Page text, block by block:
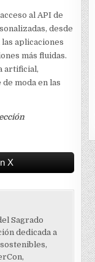
al API de
desde
aplicaciones
más fluidas.
artificial,
moda en las
X
Sagrado
dedicada a